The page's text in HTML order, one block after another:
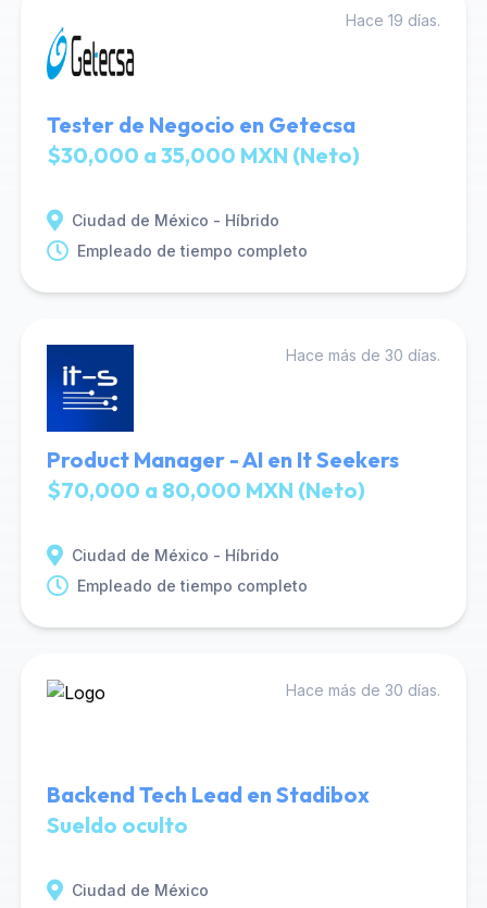
Hace 19 días.
Tester de Negocio en Getecsa
$30,000 a 35,000 MXN (Neto)
Ciudad de México - Híbrido
Empleado de tiempo completo
Hace más de 30 días.
Product Manager - AI en It Seekers
$70,000 a 80,000 MXN (Neto)
Ciudad de México - Híbrido
Empleado de tiempo completo
Hace más de 30 días.
Backend Tech Lead en Stadibox
Sueldo oculto
Ciudad de México